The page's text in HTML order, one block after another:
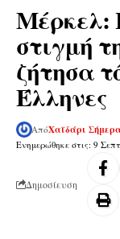
Μέρκελ:
στιγμή
ζήτησα
Έλληνες
Ενημερώθηκε στις: 9
ΑπόΧαϊδάρι
Δημοσίευση